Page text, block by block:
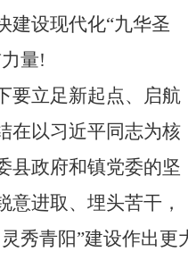
建设现代化“九华圣
量!
要立足新起点、启航
在以习近平同志为核
县政府和镇党委的坚
意进取、埋头苦干，
灵秀青阳”建设作出更